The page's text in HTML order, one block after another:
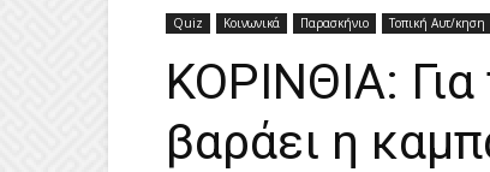
Quiz Κοινωνικά Παρασκήνιο Τοπική Αυτ/κηση
ΚΟΡΙΝΘΙΑ:
βαράει η